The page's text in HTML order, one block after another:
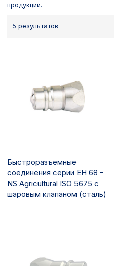
продукции.
5 результатов
Быстроразъемные
соединения серии EH 68 -
NS Agricultural ISO 5675 с
шаровым клапаном (сталь)